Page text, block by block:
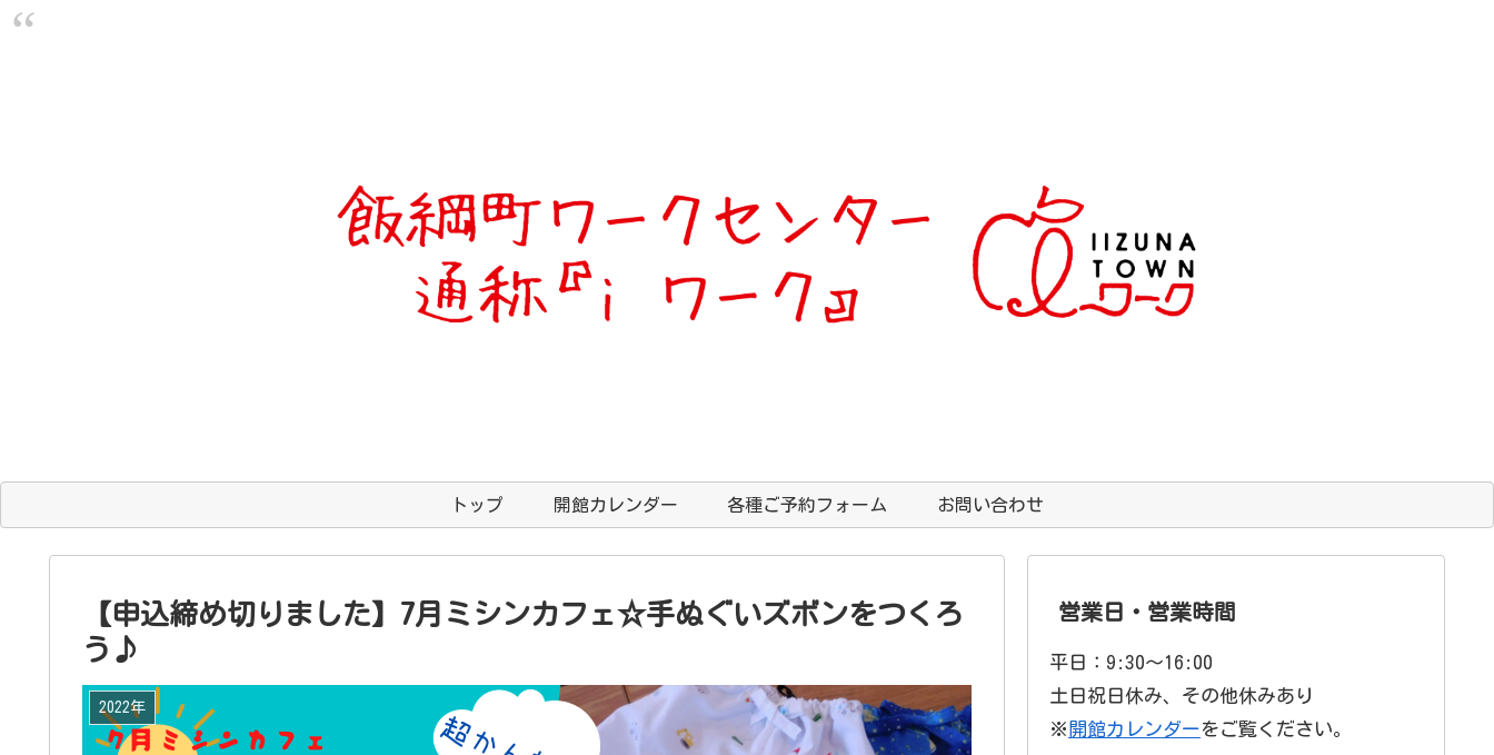
トップ 開館カレンダー 各種ご予約フォーム お問い合わせ
【申込締め切りました】7月ミシンカフェ☆手ぬぐいズボンをつくろ
う♪
2022年
営業日・営業時間
平日：9:30〜16:00
土日祝日休み、その他休みあり
※ 開館カレンダーをご覧ください。